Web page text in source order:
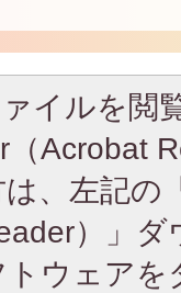
イルを閲
（Acrobat
、左記の
）」
ウェア